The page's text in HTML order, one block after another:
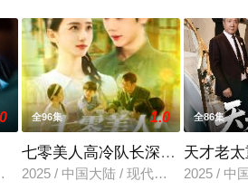
全96集 1.0
七零美人高冷队长深深溺爱
2025 / 中国大陆 / 现代都市
全86集
天才老
2025 / 中